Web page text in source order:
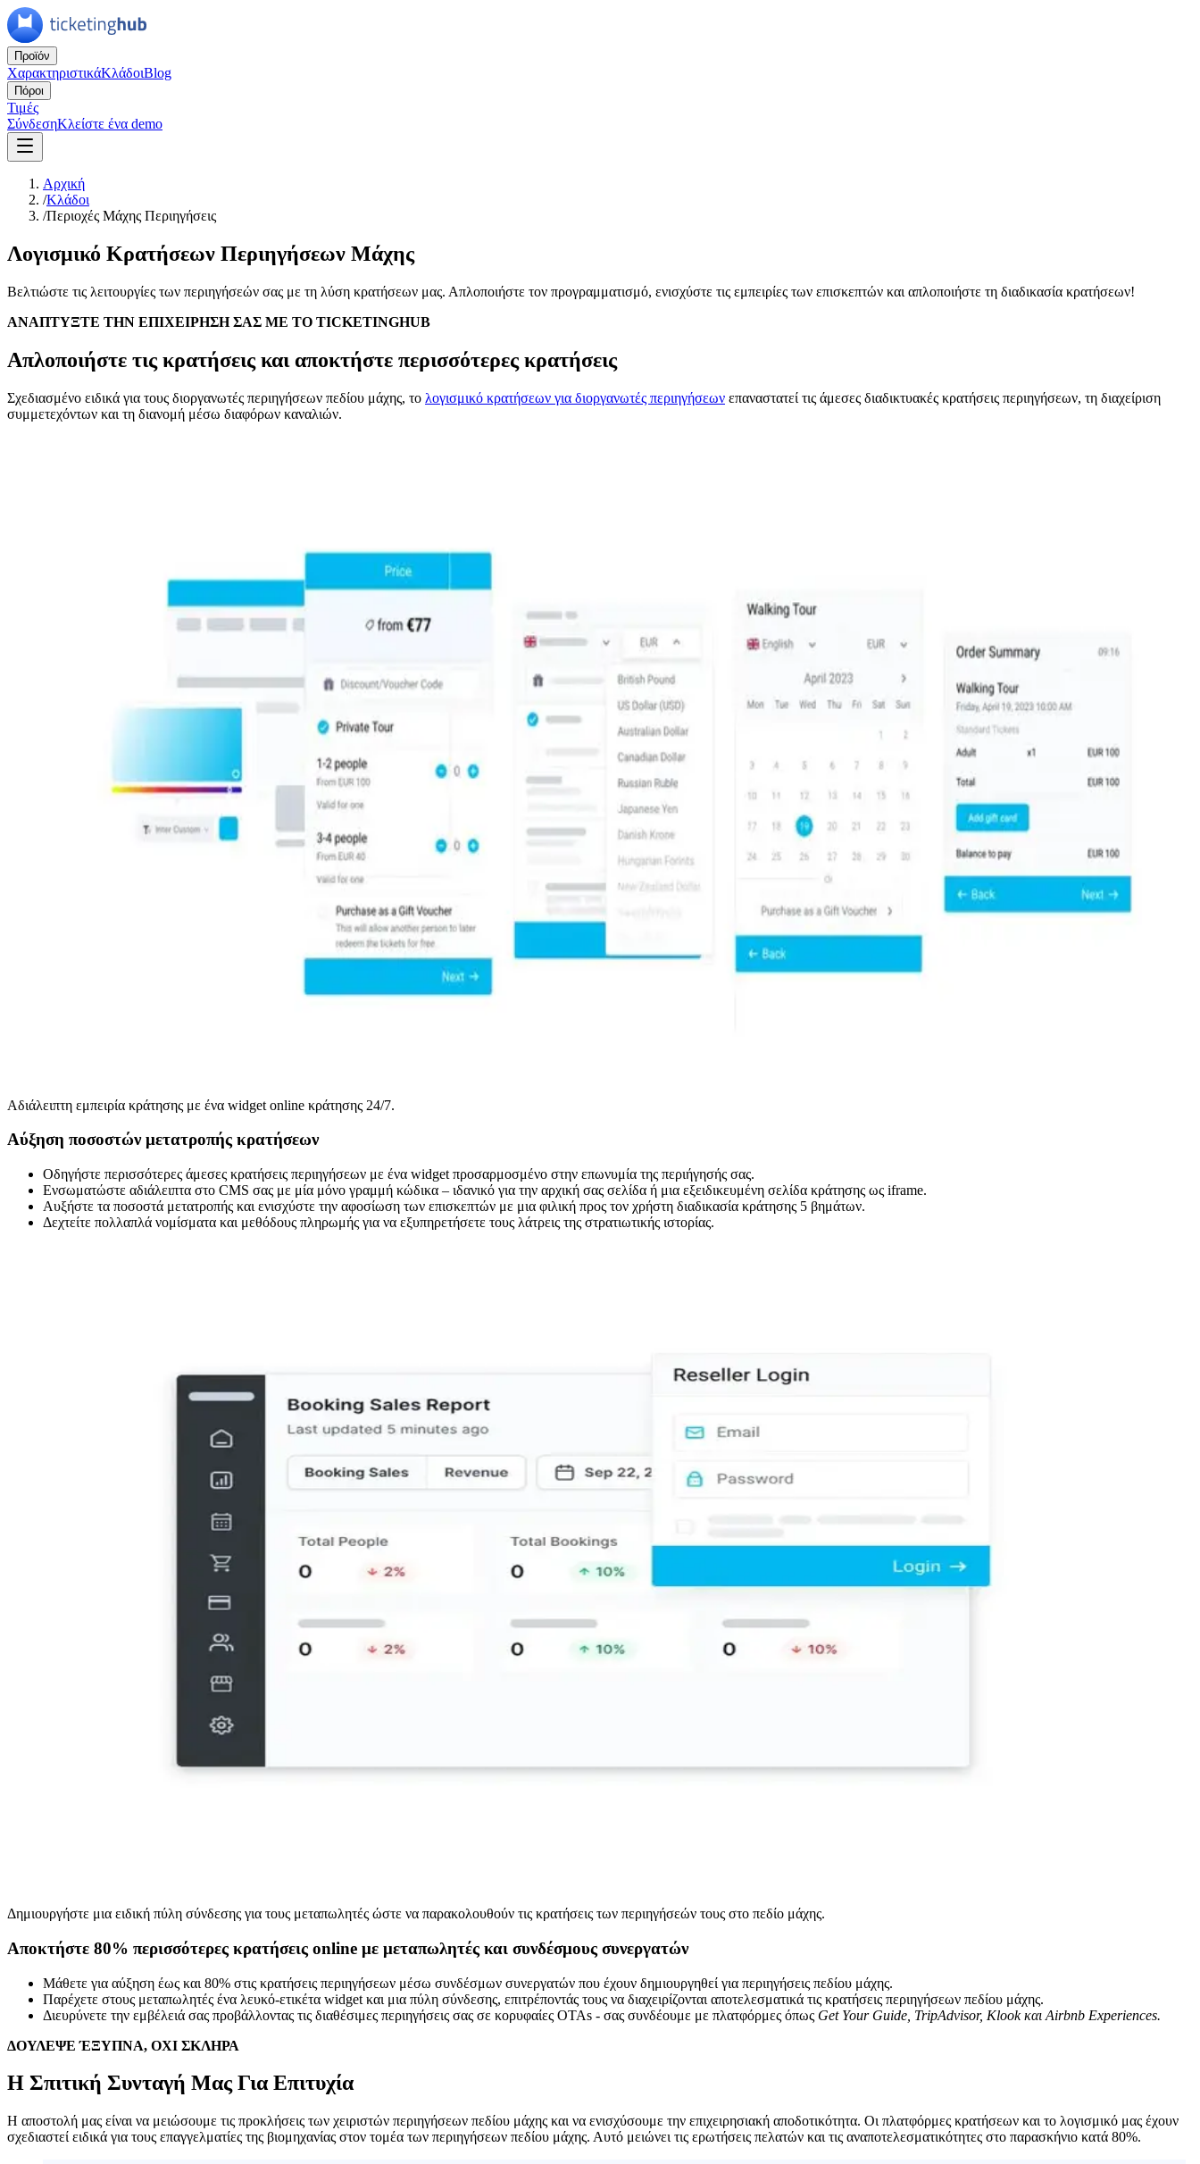
Προϊόν
ΧαρακτηριστικάΚλάδοιBlog
Πόροι
Τιμές
ΣύνδεσηΚλείστε ένα demo
Αρχική
/Κλάδοι
/Περιοχές Μάχης Περιηγήσεις
Λογισμικό Κρατήσεων Περιηγήσεων Μάχης
Βελτιώστε τις λειτουργίες των περιηγήσεών σας με τη λύση κρατήσεων μας. Απλοποιήστε τον προγραμματισμό, ενισχύστε τις εμπειρίες των επισκεπτών και απλοποιήστε τη διαδικασία κρατήσεων!
ΑΝΑΠΤΥΞΤΕ ΤΗΝ ΕΠΙΧΕΙΡΗΣΗ ΣΑΣ ΜΕ ΤΟ TICKETINGHUB
Απλοποιήστε τις κρατήσεις και αποκτήστε περισσότερες κρατήσεις
Σχεδιασμένο ειδικά για τους διοργανωτές περιηγήσεων πεδίου μάχης, το λογισμικό κρατήσεων για διοργανωτές περιηγήσεων επαναστατεί τις άμεσες διαδικτυακές κρατήσεις περιηγήσεων, τη διαχείριση
συμμετεχόντων και τη διανομή μέσω διαφόρων καναλιών.
Αδιάλειπτη εμπειρία κράτησης με ένα widget online κράτησης 24/7.
Αύξηση ποσοστών μετατροπής κρατήσεων
Οδηγήστε περισσότερες άμεσες κρατήσεις περιηγήσεων με ένα widget προσαρμοσμένο στην επωνυμία της περιήγησής σας.
Ενσωματώστε αδιάλειπτα στο CMS σας με μία μόνο γραμμή κώδικα – ιδανικό για την αρχική σας σελίδα ή μια εξειδικευμένη σελίδα κράτησης ως iframe.
Αυξήστε τα ποσοστά μετατροπής και ενισχύστε την αφοσίωση των επισκεπτών με μια φιλική προς τον χρήστη διαδικασία κράτησης 5 βημάτων.
Δεχτείτε πολλαπλά νομίσματα και μεθόδους πληρωμής για να εξυπηρετήσετε τους λάτρεις της στρατιωτικής ιστορίας.
Δημιουργήστε μια ειδική πύλη σύνδεσης για τους μεταπωλητές ώστε να παρακολουθούν τις κρατήσεις των περιηγήσεών τους στο πεδίο μάχης.
Αποκτήστε 80% περισσότερες κρατήσεις online με μεταπωλητές και συνδέσμους συνεργατών
Μάθετε για αύξηση έως και 80% στις κρατήσεις περιηγήσεων μέσω συνδέσμων συνεργατών που έχουν δημιουργηθεί για περιηγήσεις πεδίου μάχης.
Παρέχετε στους μεταπωλητές ένα λευκό-ετικέτα widget και μια πύλη σύνδεσης, επιτρέποντάς τους να διαχειρίζονται αποτελεσματικά τις κρατήσεις περιηγήσεων πεδίου μάχης.
Διευρύνετε την εμβέλειά σας προβάλλοντας τις διαθέσιμες περιηγήσεις σας σε κορυφαίες OTAs - σας συνδέουμε με πλατφόρμες όπως Get Your Guide, TripAdvisor, Klook και Airbnb Experiences.
ΔΟΥΛΕΨΕ ΈΞΥΠΝΑ, ΟΧΙ ΣΚΛΗΡΑ
Η Σπιτική Συνταγή Μας Για Επιτυχία
Η αποστολή μας είναι να μειώσουμε τις προκλήσεις των χειριστών περιηγήσεων πεδίου μάχης και να ενισχύσουμε την επιχειρησιακή αποδοτικότητα. Οι πλατφόρμες κρατήσεων και το λογισμικό μας έχουν
σχεδιαστεί ειδικά για τους επαγγελματίες της βιομηχανίας στον τομέα των περιηγήσεων πεδίου μάχης. Αυτό μειώνει τις ερωτήσεις πελατών και τις αναποτελεσματικότητες στο παρασκήνιο κατά 80%.